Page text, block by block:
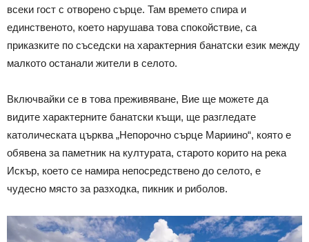
всеки гост с отворено сърце. Там времето спира и
единственото, което нарушава това спокойствие, са
приказките по съседски на характерния банатски език между
малкото останали жители в селото.
Включвайки се в това преживяване, Вие ще можете да
видите характерните банатски къщи, ще разгледате
католическата църква „Непорочно сърце Мариино“, която е
обявена за паметник на културата, старото корито на река
Искър, което се намира непосредствено до селото, е
чудесно място за разходка, пикник и риболов.